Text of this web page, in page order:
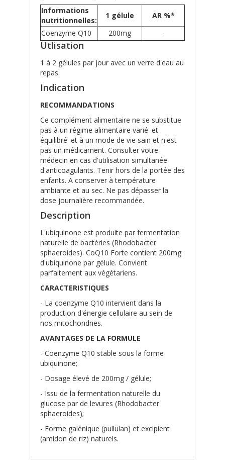
Informations
nutritionnelles:
1 gélule
AR %*
Coenzyme Q10
200mg -
Utlisation
1 à 2 gélules par jour avec un verre d'eau au
repas.
Indication
RECOMMANDATIONS
Ce complément alimentaire ne se substitue
pas à un régime alimentaire varié et
équilibré et à un mode de vie sain et n'est
pas un médicament. Consulter votre
médecin en cas d'utilisation simultanée
d'anticoagulants. Tenir hors de la portée des
enfants. A conserver à température
ambiante et au sec. Ne pas dépasser la
dose journalière recommandée.
Description
L'ubiquinone est produite par fermentation
naturelle de bactéries (Rhodobacter
sphaeroides). CoQ10 Forte contient 200mg
d'ubiquinone par gélule. Convient
parfaitement aux végétariens.
CARACTERISTIQUES
- La coenzyme Q10 intervient dans la
production d'énergie cellulaire au sein de
nos mitochondries.
AVANTAGES DE LA FORMULE
- Coenzyme Q10 stable sous la forme
ubiquinone;
- Dosage élevé de 200mg / gélule;
- Issu de la fermentation naturelle du
glucose par de levures (Rhodobacter
sphaeroides);
- Forme galénique (pullulan) et excipient
(amidon de riz) naturels.